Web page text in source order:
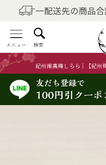
一配送先の商品
メニュー 検索
紀州南高梅しらら｜【紀州
商品を探す
全商品一覧
梅干しの商品一覧
梅酒の商品一覧